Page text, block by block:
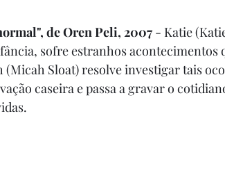
de Oren Peli, 2007 - Katie
sofre estranhos acontecimentos
Sloat) resolve investigar tais
caseira e passa a gravar o